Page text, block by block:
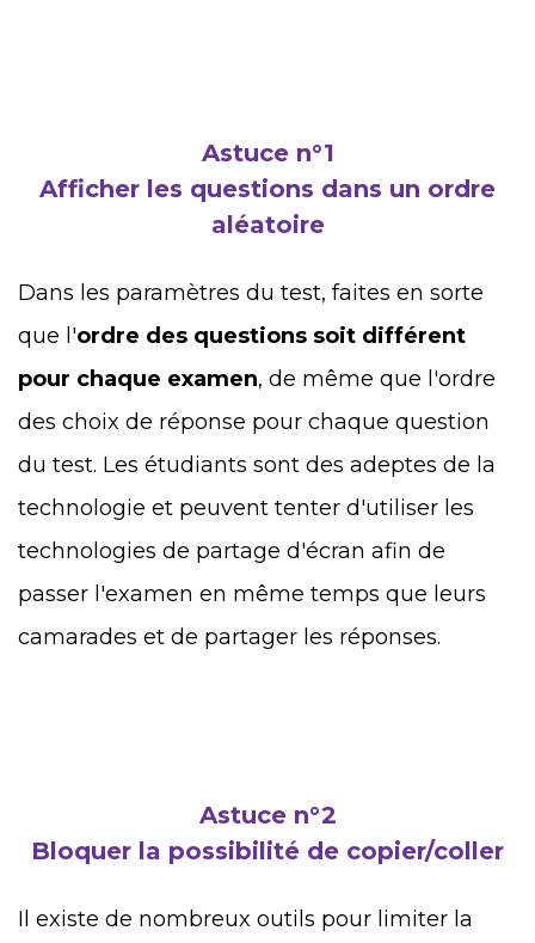
Astuce n°1
Afficher les questions dans un ordre
aléatoire
Dans les paramètres du test, faites en sorte
que l'ordre des questions soit différent
pour chaque examen, de même que l'ordre
des choix de réponse pour chaque question
du test. Les étudiants sont des adeptes de la
technologie et peuvent tenter d'utiliser les
technologies de partage d'écran afin de
passer l'examen en même temps que leurs
camarades et de partager les réponses.
Astuce n°2
Bloquer la possibilité de copier/coller
Il existe de nombreux outils pour limiter la